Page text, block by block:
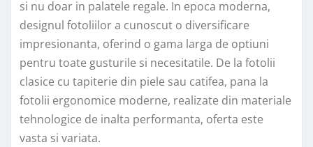
si nu doar in palatele regale. In epoca moderna,
designul fotoliilor a cunoscut o diversificare
impresionanta, oferind o gama larga de optiuni
pentru toate gusturile si necesitatile. De la fotolii
clasice cu tapiterie din piele sau catifea, pana la
fotolii ergonomice moderne, realizate din materiale
tehnologice de inalta performanta, oferta este
vasta si variata.